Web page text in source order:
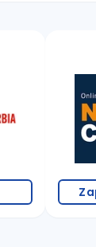
radijus za